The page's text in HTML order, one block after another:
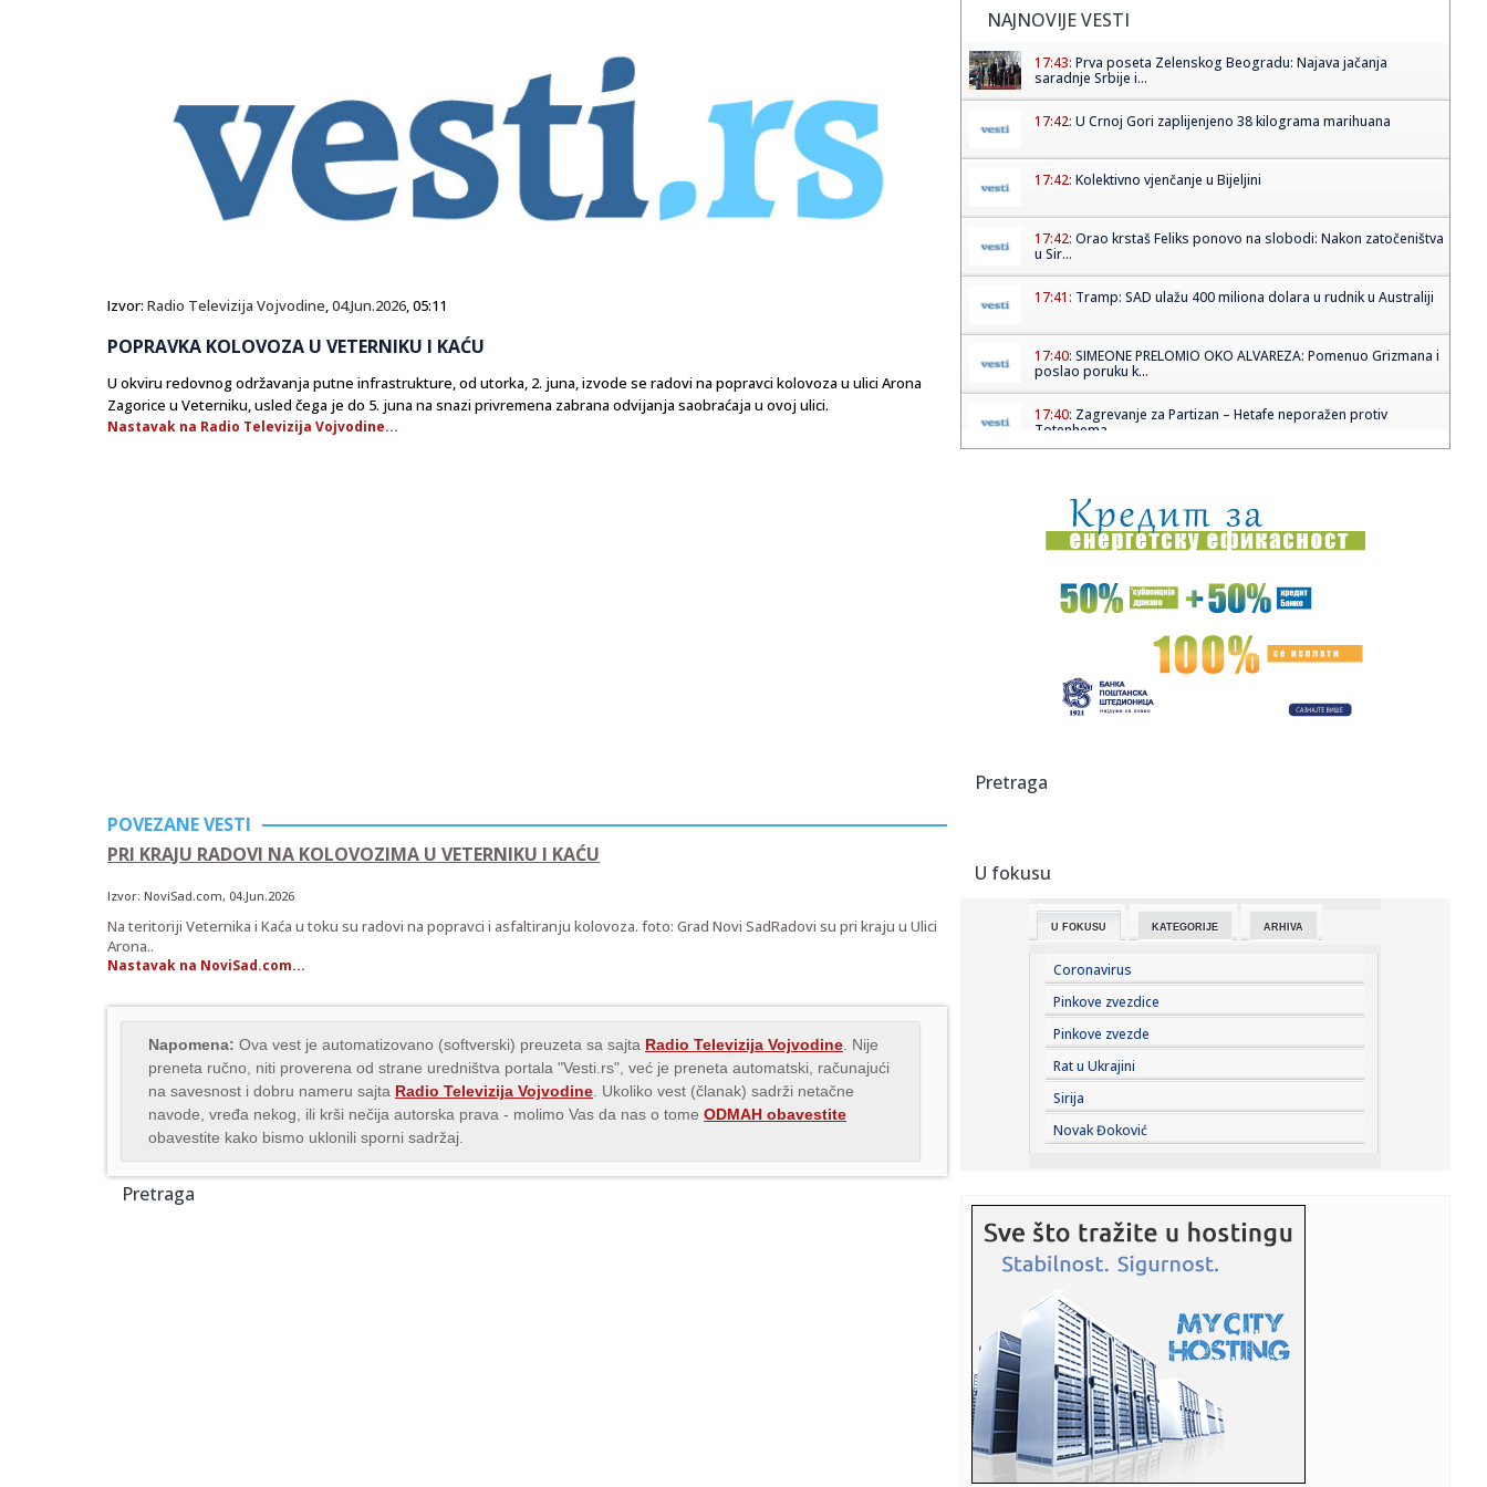
Izvor: Radio Televizija Vojvodine,04.Jun.2026, 05:11
POPRAVKA KOLOVOZA U VETERNIKU I KAĆU
U okviru redovnog održavanja putne infrastrukture, od utorka, 2. juna, izvode se radovi na popravci kolovoza u ulici Arona
Zagorice u Veterniku, usled čega je do 5. juna na snazi privremena zabrana odvijanja saobraćaja u ovoj ulici.
Nastavak na Radio Televizija Vojvodine...
POVEZANE VESTI
PRI KRAJU RADOVI NA KOLOVOZIMA U VETERNIKU I KAĆU
Izvor: NoviSad.com, 04.Jun.2026
Na teritoriji Veternika i Kaća u toku su radovi na popravci i asfaltiranju kolovoza. foto: Grad Novi SadRadovi su pri kraju u Ulici
Arona..
Nastavak na NoviSad.com...
Napomena: Ova vest je automatizovano (softverski) preuzeta sa sajta Radio Televizija Vojvodine . Nije
preneta ručno, niti proverena od strane uredništva portala "Vesti.rs", već je preneta automatski, računajući
na savesnost i dobru nameru sajta Radio Televizija Vojvodine . Ukoliko vest (članak) sadrži netačne
navode, vređa nekog, ili krši nečija autorska prava - molimo Vas da nas o tome ODMAH obavestite
obavestite kako bismo uklonili sporni sadržaj.
Pretraga
NAJNOVIJE VESTI
17:43: Prva poseta Zelenskog Beogradu: Najava jačanja
saradnje Srbije i...
17:42: U Crnoj Gori zaplijenjeno 38 kilograma marihuana
17:42: Kolektivno vjenčanje u Bijeljini
17:42: Orao krstaš Feliks ponovo na slobodi: Nakon zatočeništva
u Sir...
17:41: Tramp: SAD ulažu 400 miliona dolara u rudnik u Australiji
17:40: SIMEONE PRELOMIO OKO ALVAREZA: Pomenuo Grizmana i
poslao poruku k...
17:40: Zagrevanje za Partizan – Hetafe neporažen protiv
Totenhema
17:38:GO SNS Novi Sad: Osuđujemo monstruozne pretnje
gradonačelniku M...
17:38:Britni Spirs slomljena - otkrila šta joj je rekao sin: "Osećam
Осуђујемо монструозне претње ...
17:34:Đokić od heroja do veta za nekoliko meseci; "Studentska
17:29:
17:27:
Mislila da je srela Vučića, a onda iznela bizarnu teoriju:
17:27:Francuska ponovo strepi od vatrenog pakla! Upaljen
crveni alarm, ...
17:24:Nemačke pokrajine ukidaju zabranu vožnje kamiona
nedeljom zbog ...
17:23:Niš slavi Svetog Pantelejmona: Slava gradske opštine koja
nosi ...
17:20: "Heroin i kokain" – objašnjena tragedija i smrt NBA igrača
17:20:
17:19:Kumulativna prodaja BMW-a Serije 3 u Kini premašila 2
miliona je...
17:18:Raketa pogodila tanker u Ormuskom moreuzu
17:13:Svet srlja u novi rat?; Primirje pred potpunim krahom
Pretraga
U fokusu
U FOKUSU KATEGORIJE ARHIVA
Coronavirus
Pinkove zvezdice
Pinkove zvezde
Rat u Ukrajini
Sirija
Novak Đoković